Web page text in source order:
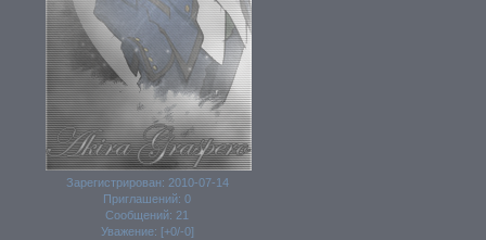
Зарегистрирован: 2010-07-14
Приглашений: 0
Сообщений: 21
Уважение: [+0/-0]